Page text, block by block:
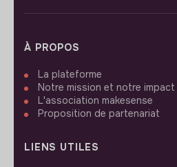
À PROPOS
La plateforme
Notre mission et notre impact
L'association makesense
Proposition de partenariat
LIENS UTILES